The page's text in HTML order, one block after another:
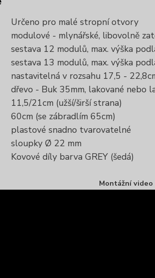
Určeno pro malé stropní otvory
modulové - mlynářské, libovolně
sestava 12 modulů, max. výška
sestava 13 modulů, max. výška
nastavitelná v rozsahu 17,5 -
dřevo - Buk 35mm, lakované nebo
11,5/21cm (užší/širší strana)
60cm (se zábradlím 65cm)
plastové snadno tvarovatelné
sloupky Ø 22 mm
Kovové díly barva GREY (šedá)
Montážní video